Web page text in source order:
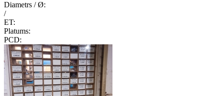
Diametrs / Ø:
/
ET:
Platums:
PCD: